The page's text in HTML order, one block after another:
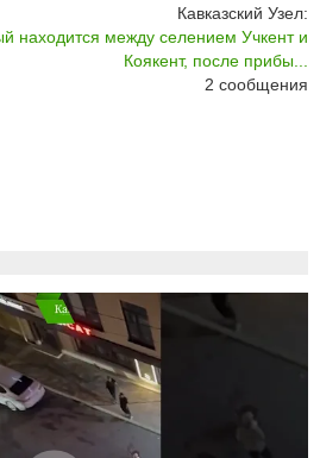
Кавказский Узел:
находится между селением Учкент и
Коякент, после прибы...
2 сообщения